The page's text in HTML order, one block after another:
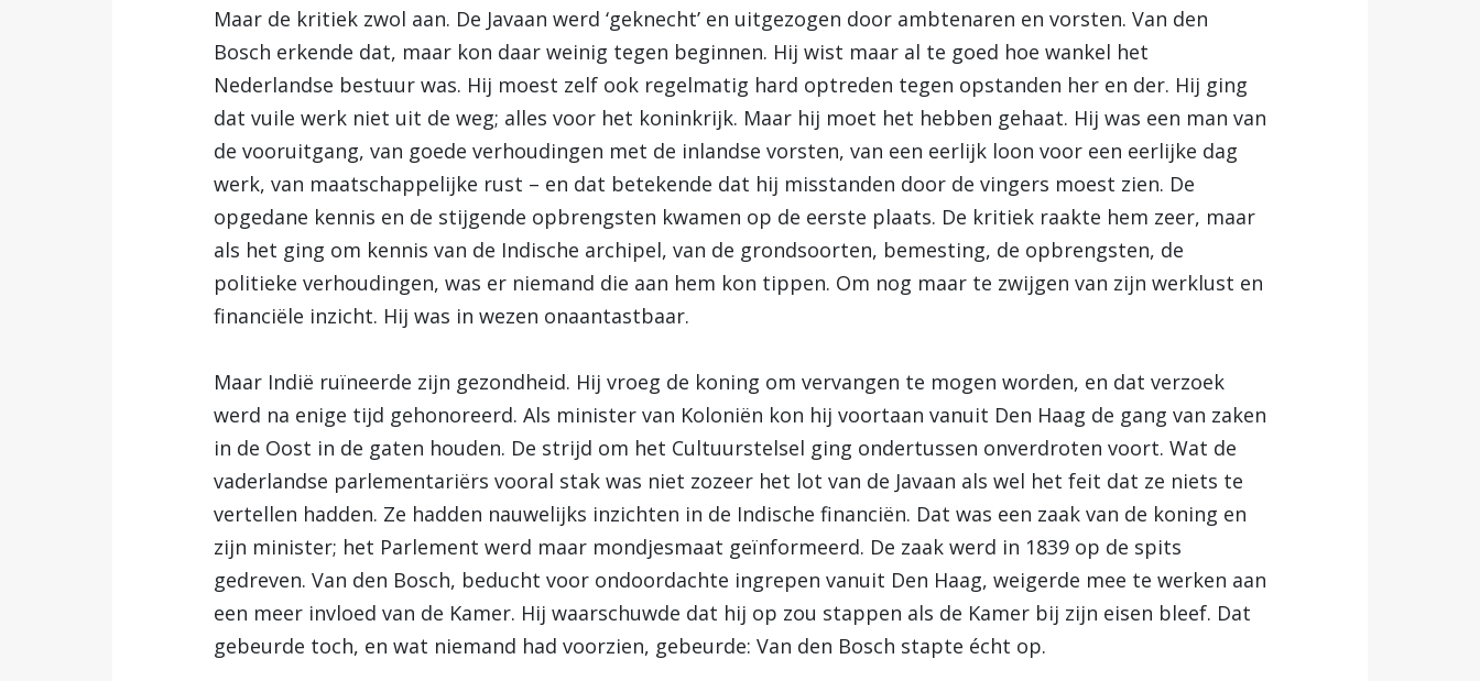
Maar de kritiek zwol aan. De Javaan werd ‘geknecht’ en uitgezogen door ambtenaren en vorsten. Van den
Bosch erkende dat, maar kon daar weinig tegen beginnen. Hij wist maar al te goed hoe wankel het
Nederlandse bestuur was. Hij moest zelf ook regelmatig hard optreden tegen opstanden her en der. Hij ging
dat vuile werk niet uit de weg; alles voor het koninkrijk. Maar hij moet het hebben gehaat. Hij was een man van
de vooruitgang, van goede verhoudingen met de inlandse vorsten, van een eerlijk loon voor een eerlijke dag
werk, van maatschappelijke rust – en dat betekende dat hij misstanden door de vingers moest zien. De
opgedane kennis en de stijgende opbrengsten kwamen op de eerste plaats. De kritiek raakte hem zeer, maar
als het ging om kennis van de Indische archipel, van de grondsoorten, bemesting, de opbrengsten, de
politieke verhoudingen, was er niemand die aan hem kon tippen. Om nog maar te zwijgen van zijn werklust en
financiële inzicht. Hij was in wezen onaantastbaar.
Maar Indië ruïneerde zijn gezondheid. Hij vroeg de koning om vervangen te mogen worden, en dat verzoek
werd na enige tijd gehonoreerd. Als minister van Koloniën kon hij voortaan vanuit Den Haag de gang van zaken
in de Oost in de gaten houden. De strijd om het Cultuurstelsel ging ondertussen onverdroten voort. Wat de
vaderlandse parlementariërs vooral stak was niet zozeer het lot van de Javaan als wel het feit dat ze niets te
vertellen hadden. Ze hadden nauwelijks inzichten in de Indische financiën. Dat was een zaak van de koning en
zijn minister; het Parlement werd maar mondjesmaat geïnformeerd. De zaak werd in 1839 op de spits
gedreven. Van den Bosch, beducht voor ondoordachte ingrepen vanuit Den Haag, weigerde mee te werken aan
een meer invloed van de Kamer. Hij waarschuwde dat hij op zou stappen als de Kamer bij zijn eisen bleef. Dat
gebeurde toch, en wat niemand had voorzien, gebeurde: Van den Bosch stapte écht op.